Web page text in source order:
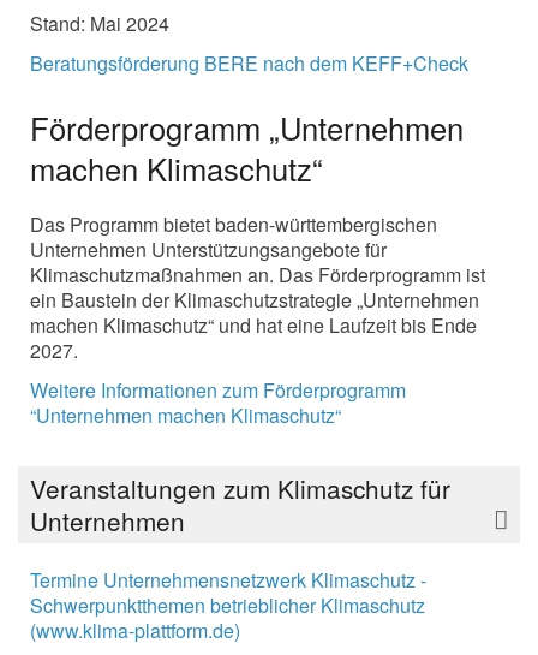
Stand: Mai 2024
Beratungsförderung BERE nach dem KEFF+Check
Förderprogramm „Unternehmen
machen Klimaschutz“
Das Programm bietet baden-württembergischen
Unternehmen Unterstützungsangebote für
Klimaschutzmaßnahmen an. Das Förderprogramm ist
ein Baustein der Klimaschutzstrategie „Unternehmen
machen Klimaschutz“ und hat eine Laufzeit bis Ende
2027.
Weitere Informationen zum Förderprogramm
“Unternehmen machen Klimaschutz“
Veranstaltungen zum Klimaschutz für
Unternehmen
Termine Unternehmensnetzwerk Klimaschutz -
Schwerpunktthemen betrieblicher Klimaschutz
(www.klima-plattform.de)